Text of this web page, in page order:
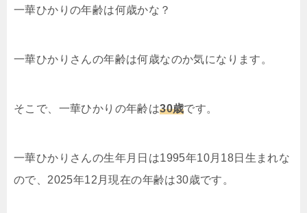
一華ひかりの年齢は何歳かな？
一華ひかりさんの年齢は何歳なのか気になります。
そこで、一華ひかりの年齢は30歳です。
一華ひかりさんの生年月日は1995年10月18日生まれな
ので、2025年12月現在の年齢は30歳です。